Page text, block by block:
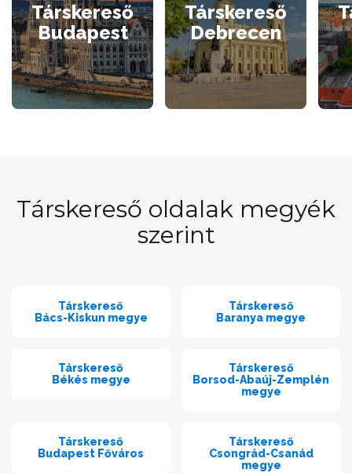
Társkereső
Budapest
Társkereső
Debrecen
Társkereső oldalak megyék
szerint
Társkereső
Bács-Kiskun megye
Társkereső
Baranya megye
Társkereső
Békés megye
Társkereső
Borsod-Abaúj-Zemplén
megye
Társkereső
Budapest Főváros
Társkereső
Csongrád-Csanád
megye